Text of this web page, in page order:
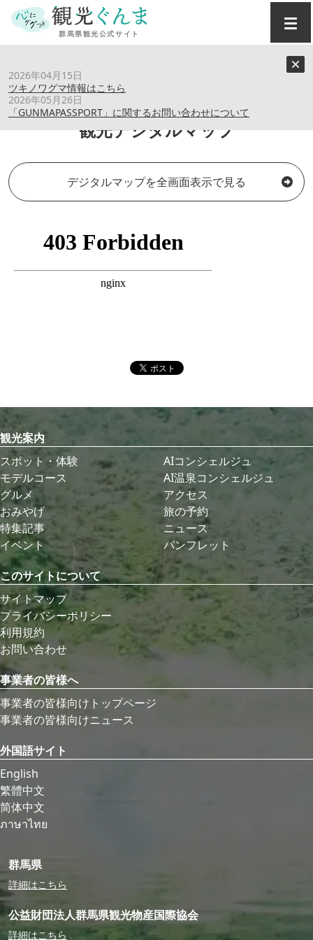
2026年04月15日
ツキノワグマ情報はこちら
2026年05月26日
「GUNMAPASSPORT」に関するお問い合わせについて
観光デジタルマップ
デジタルマップを全画面表示で見る
観光案内
スポット・体験
モデルコース
グルメ
おみやげ
特集記事
イベント
AIコンシェルジュ
AI温泉コンシェルジュ
アクセス
旅の予約
ニュース
パンフレット
このサイトについて
サイトマップ
プライバシーポリシー
利用規約
お問い合わせ
事業者の皆様へ
事業者の皆様向けトップページ
事業者の皆様向けニュース
外国語サイト
English
繁體中文
简体中文
ภาษาไทย
群馬県
詳細はこちら
公益財団法人群馬県観光物産国際協会
詳細はこちら